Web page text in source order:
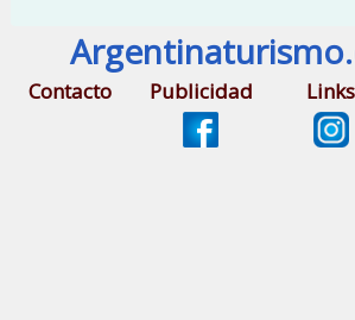
Contacto Publicidad Links